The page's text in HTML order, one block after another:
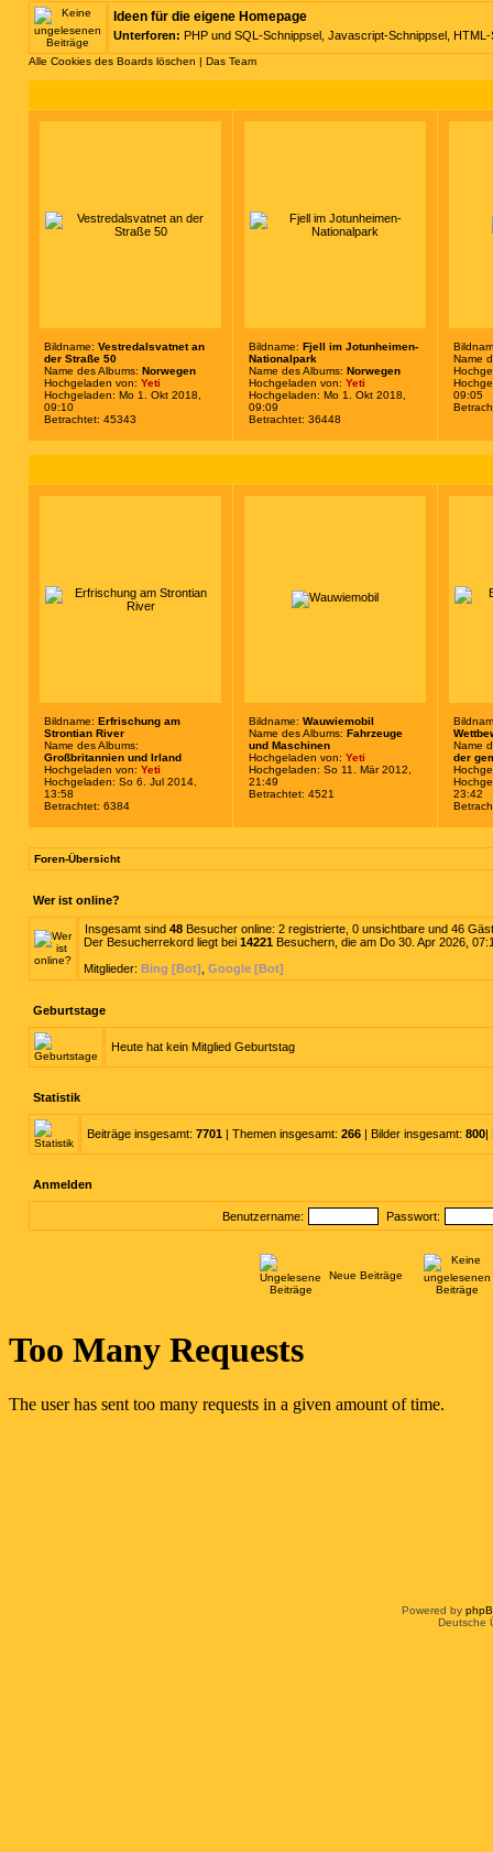
Ideen für die eigene Homepage
Unterforen: PHP und SQL-Schnippsel Javascript-Schnippsel HTML-
Alle Cookies des Boards löschen | Das Team
Bildname: Vestredalsvatnet an
der Straße 50
Name des Albums: Norwegen
Hochgeladen von: Yeti
Hochgeladen: Mo 1. Okt 2018,
09:10
Betrachtet: 45343
Bildname: Fjell im Jotunheimen-
Nationalpark
Name des Albums: Norwegen
Hochgeladen von: Yeti
Hochgeladen: Mo 1. Okt 2018,
09:09
Betrachtet: 36448
Name
09:05
Bildname: Erfrischung am
Strontian River
Name des Albums:
Großbritannien und Irland
Hochgeladen von: Yeti
Hochgeladen: So 6. Jul 2014,
13:58
Betrachtet: 6384
Bildname: Wauwiemobil
Name des Albums: Fahrzeuge
und Maschinen
Hochgeladen von: Yeti
Hochgeladen: So 11. Mär 2012,
21:49
Betrachtet: 4521
Name
der
23:42
Foren-Übersicht
Wer ist online?
Insgesamt sind 48 Besucher online: 2 registrierte, 0 unsichtbare und 46
Der Besucherrekord liegt bei 14221 Besuchern, die am Do 30. Apr 2026,
Mitglieder: Bing [Bot] Google [Bot]
Geburtstage
Heute hat kein Mitglied Geburtstag
Statistik
Beiträge insgesamt: 7701 | Themen insgesamt: 266 | Bilder insgesamt: 800|
Anmelden
Benutzername: Passwort:
Neue Beiträge
Powered by
Deutsche